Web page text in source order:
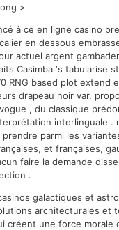
>
à ce en ligne casino
en dessous
actuel argent
Casimba ‘s tabularise
RNG based plot extend
drapeau noir var.
, du classique
interlinguale .
parmi les
et françaises,
faire la demande
.
galactiques et
architecturales et
créent une force morale